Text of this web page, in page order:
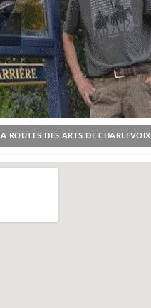
ROUTES DES ARTS DE CHARLEVOIX